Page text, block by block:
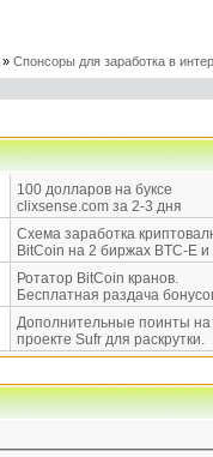
» Спонсоры для заработка в
100 долларов на буксе
clixsense.com за 2-3 дня
Схема заработка
BitCoin на 2 биржах BTC-E и
Ротатор BitCoin кранов.
Бесплатная раздача
Дополнительные поинты на
проекте Sufr для раскрутки.